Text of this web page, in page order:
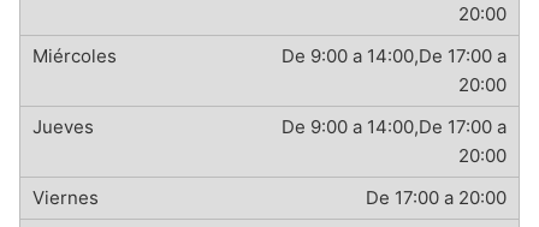
20:00
De 9:00 a 14:00,De 17:00 a
20:00
De 9:00 a 14:00,De 17:00 a
20:00
De 17:00 a 20:00